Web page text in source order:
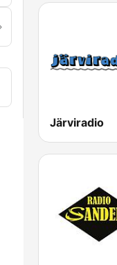
Järviradio